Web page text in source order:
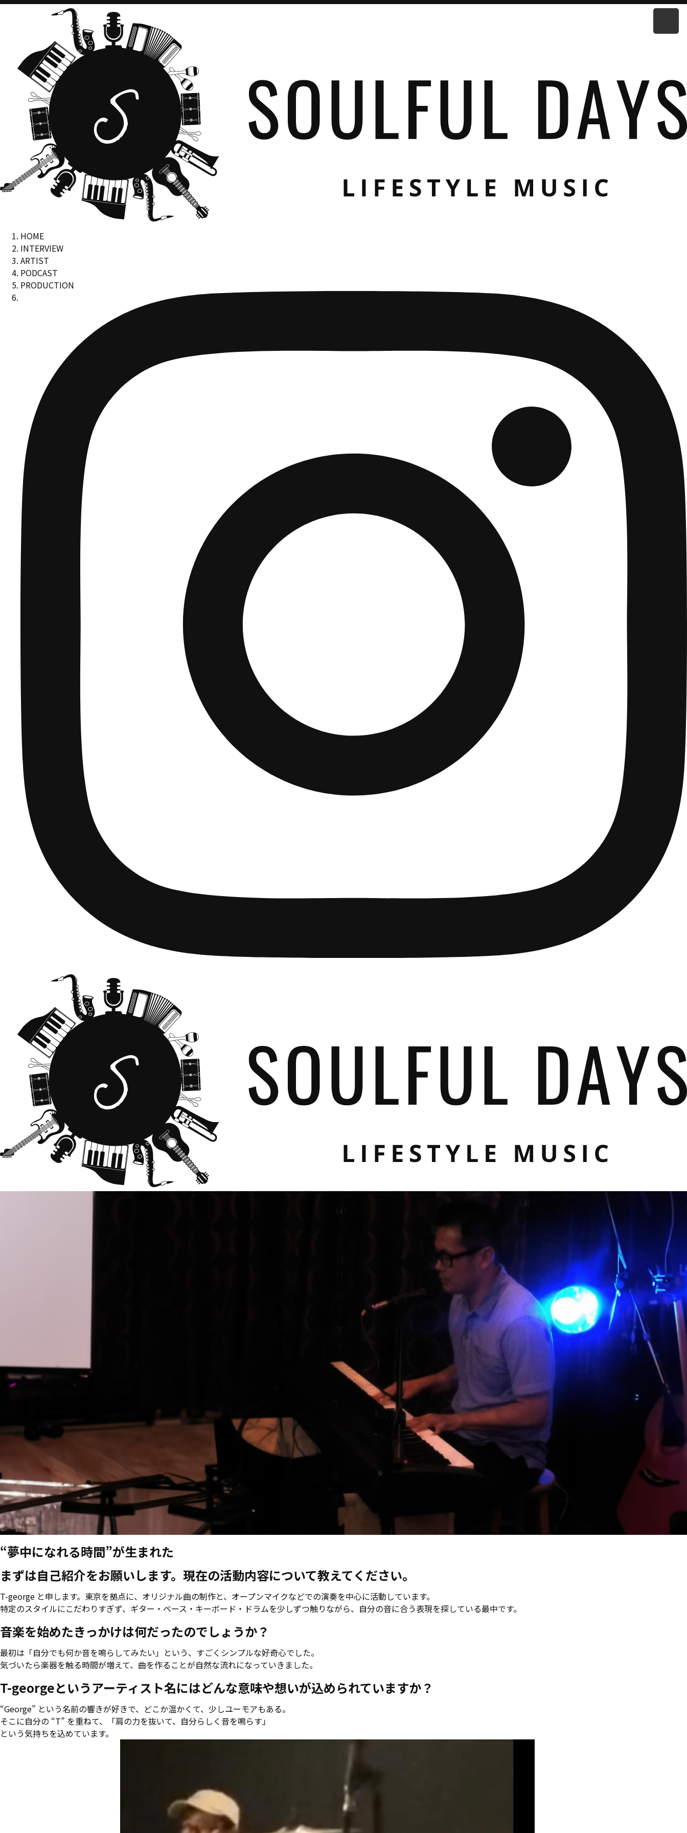
HOME
INTERVIEW
ARTIST
PODCAST
PRODUCTION
“夢中になれる時間”が生まれた
まずは自己紹介をお願いします。現在の活動内容について教えてください。
T-george と申します。東京を拠点に、オリジナル曲の制作と、オープンマイクなどでの演奏を中心に活動しています。
特定のスタイルにこだわりすぎず、ギター・ベース・キーボード・ドラムを少しずつ触りながら、自分の音に合う表現を探している最中です。
音楽を始めたきっかけは何だったのでしょうか？
最初は「自分でも何か音を鳴らしてみたい」という、すごくシンプルな好奇心でした。
気づいたら楽器を触る時間が増えて、曲を作ることが自然な流れになっていきました。
T-georgeというアーティスト名にはどんな意味や想いが込められていますか？
“George” という名前の響きが好きで、どこか温かくて、少しユーモアもある。
そこに自分の “T” を重ねて、「肩の力を抜いて、自分らしく音を鳴らす」
という気持ちを込めています。